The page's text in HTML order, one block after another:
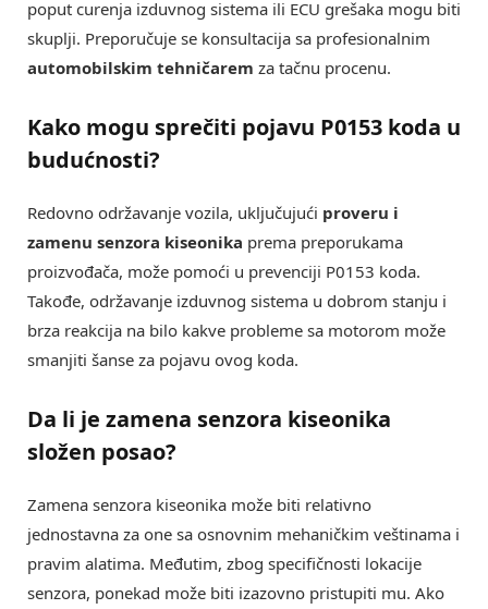
poput curenja izduvnog sistema ili ECU grešaka mogu biti
skuplji. Preporučuje se konsultacija sa profesionalnim
automobilskim tehničarem za tačnu procenu.
Kako mogu sprečiti pojavu P0153 koda u
budućnosti?
Redovno održavanje vozila, uključujući proveru i
zamenu senzora kiseonika prema preporukama
proizvođača, može pomoći u prevenciji P0153 koda.
Takođe, održavanje izduvnog sistema u dobrom stanju i
brza reakcija na bilo kakve probleme sa motorom može
smanjiti šanse za pojavu ovog koda.
Da li je zamena senzora kiseonika
složen posao?
Zamena senzora kiseonika može biti relativno
jednostavna za one sa osnovnim mehaničkim veštinama i
pravim alatima. Međutim, zbog specifičnosti lokacije
senzora, ponekad može biti izazovno pristupiti mu. Ako